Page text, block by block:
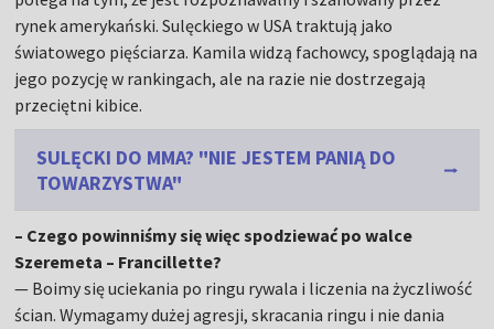
rynek amerykański. Sulęckiego w USA traktują jako
światowego pięściarza. Kamila widzą fachowcy, spoglądają na
jego pozycję w rankingach, ale na razie nie dostrzegają
przeciętni kibice.
SULĘCKI DO MMA? "NIE JESTEM PANIĄ DO
TOWARZYSTWA"
– Czego powinniśmy się więc spodziewać po walce
Szeremeta – Francillette?
— Boimy się uciekania po ringu rywala i liczenia na życzliwość
ścian. Wymagamy dużej agresji, skracania ringu i nie dania